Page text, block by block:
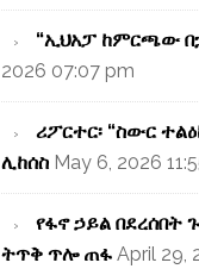
“ኢህአፓ ከምርጫው
2026 07:07 pm
ሪፖርተር፡ “ስውር
ሊከሰስ May 6, 2026
የፋኖ ኃይል
ትጥቅ ጥሎ ጠፋ April 29,